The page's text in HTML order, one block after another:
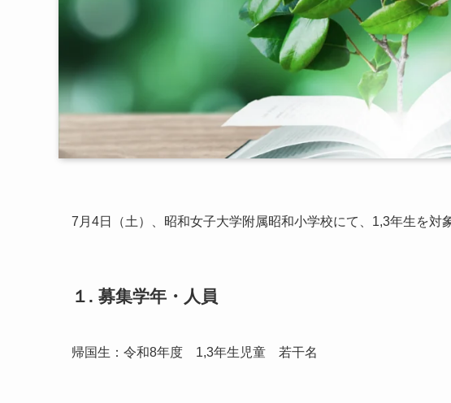
7月4日（土）、昭和女子大学附属昭和小学校にて、1,3年生を対
１. 募集学年・人員
帰国生：令和8年度 1,3年生児童 若干名